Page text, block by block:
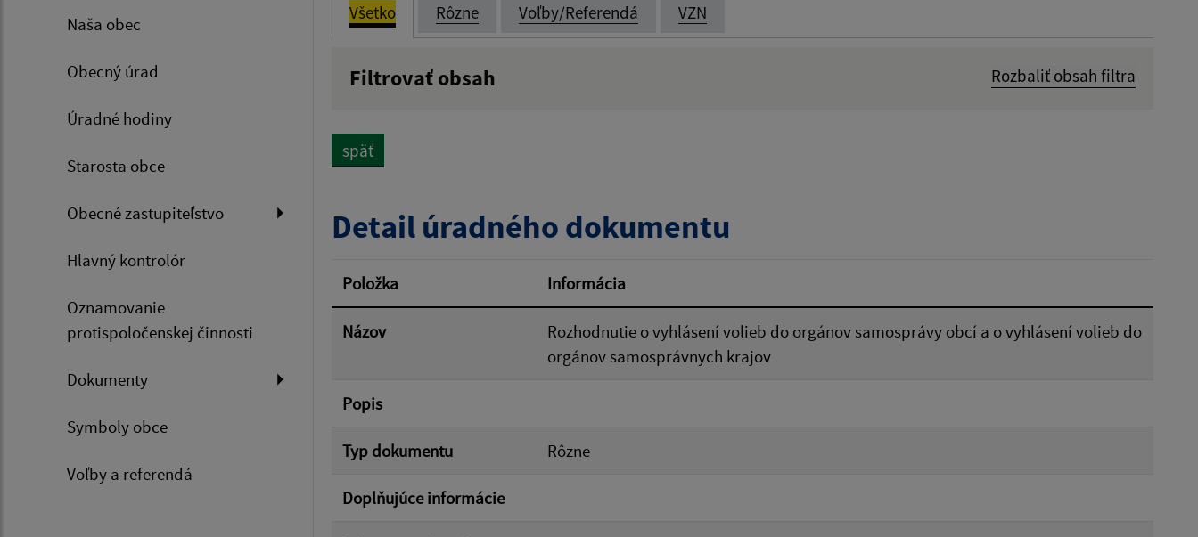
Naša obec
Obecný úrad
Úradné hodiny
Starosta obce
Obecné zastupiteľstvo
Hlavný kontrolór
Oznamovanie
protispoločenskej činnosti
Dokumenty
Symboly obce
Voľby a referendá
Všetko Rôzne Voľby/Referendá VZN
Filtrovať obsah Rozbaliť obsah filtra
Filtrovať
späť
Detail úradného dokumentu
Položka Informácia
Názov
Rozhodnutie o vyhlásení volieb do orgánov samosprávy obcí a o vyhlásení volieb do
orgánov samosprávnych krajov
Popis
Typ dokumentu Rôzne
Doplňujúce informácie